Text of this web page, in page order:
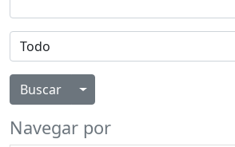
Alternar menú desplegable
Navegar por